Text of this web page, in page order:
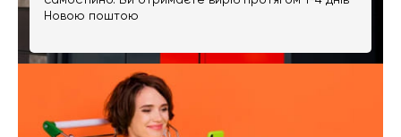
Новою поштою